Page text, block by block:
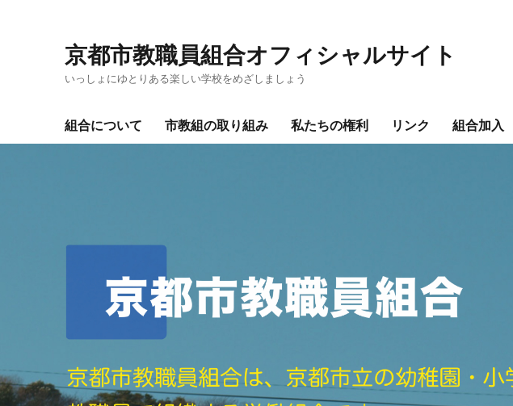
京都市教職員組合オフィシャルサイト
いっしょにゆとりある楽しい学校をめざしましょう
組合について 市教組の取り組み 私たちの権利 リンク 組合加入